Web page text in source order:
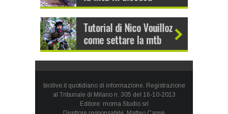
bicilive.it quotidiano di informazione. Registrazione
al Tribunale di Milano n. 305 del 16-10-2013
Editore: moma Studio srl